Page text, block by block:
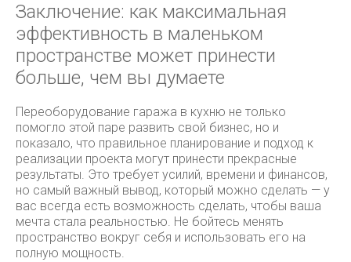
Заключение: как максимальная
эффективность в маленьком
пространстве может принести
больше, чем вы думаете
Переоборудование гаража в кухню не только
помогло этой паре развить свой бизнес, но и
показало, что правильное планирование и подход к
реализации проекта могут принести прекрасные
результаты. Это требует усилий, времени и финансов,
но самый важный вывод, который можно сделать — у
вас всегда есть возможность сделать, чтобы ваша
мечта стала реальностью. Не бойтесь менять
пространство вокруг себя и использовать его на
полную мощность.